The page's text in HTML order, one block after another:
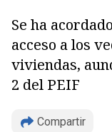
Se ha
acceso a los
viviendas,
2 del PEIF
Compartir
Copiar